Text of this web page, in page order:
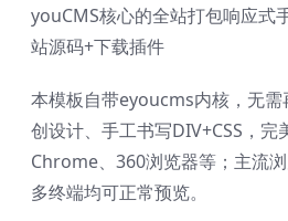
youCMS核心的全站打包响应式
站源码+下载插件
本模板自带eyoucms内核，无
创设计、手工书写DIV+CSS，完
Chrome、360浏览器等；主流
多终端均可正常预览。